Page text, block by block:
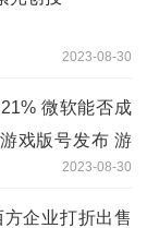
2023-08-30
微软能否成
戏版号发布 游
街到陆家嘴
2023-08-30
企业打折出售